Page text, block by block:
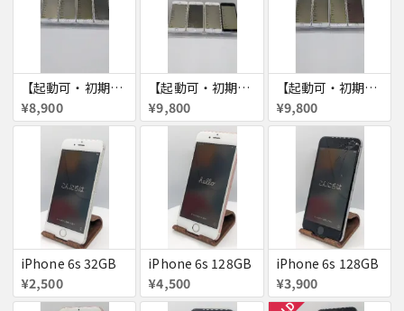
【起動可・初期化済・SIMロック解除済】iPhone6 16GB 4台セット
¥8,900
【起動可・初期化済・SIMロック解除済】iPhone6 64GB 4台セット
¥9,800
【起動可・初期化済・SIMロック解除済】iPhone6 64GB 4台セット
¥9,800
iPhone 6s 32GB
¥2,500
iPhone 6s 128GB
¥4,500
iPhone 6s 128GB
¥3,900